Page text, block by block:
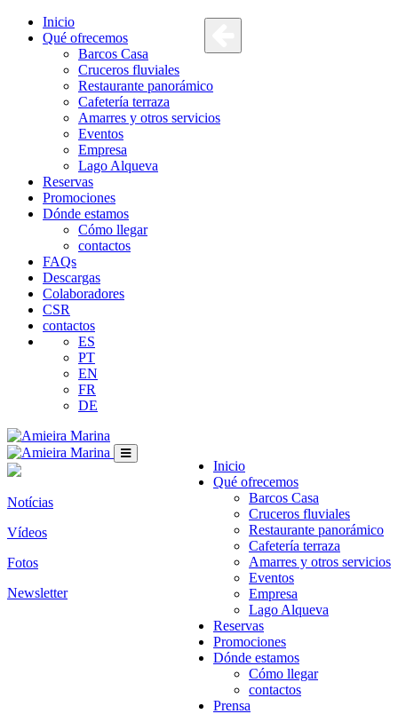
Inicio
Qué ofrecemos
Barcos Casa
Cruceros fluviales
Restaurante panorámico
Cafetería terraza
Amarres y otros servicios
Eventos
Empresa
Lago Alqueva
Reservas
Promociones
Dónde estamos
Cómo llegar
contactos
FAQs
Descargas
Colaboradores
CSR
contactos
ES
PT
EN
FR
DE
Inicio
Qué ofrecemos
Barcos Casa
Cruceros fluviales
Restaurante panorámico
Cafetería terraza
Amarres y otros servicios
Eventos
Empresa
Lago Alqueva
Reservas
Promociones
Dónde estamos
Cómo llegar
contactos
Prensa
Notícias
Vídeos
Fotos
Newsletter